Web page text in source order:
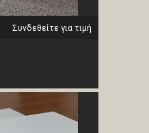
Συνδεθείτε για τιμή